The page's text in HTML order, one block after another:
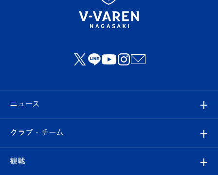
ニュース
すべて
クラブ・チーム
観戦